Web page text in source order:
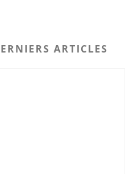
ARTICLES